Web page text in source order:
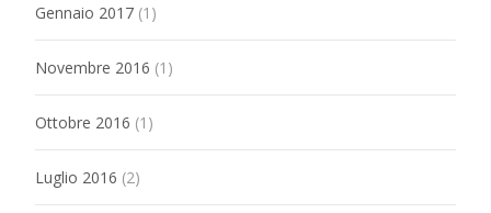
Gennaio 2017 (1)
Novembre 2016 (1)
Ottobre 2016 (1)
Luglio 2016 (2)